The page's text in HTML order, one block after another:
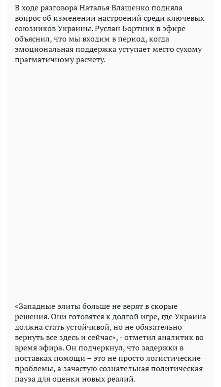
В ходе разговора Наталья Влащенко подняла
вопрос об изменении настроений среди ключевых
союзников Украины. Руслан Бортник в эфире
объяснил, что мы входим в период, когда
эмоциональная поддержка уступает место сухому
прагматичному расчету.
«Западные элиты больше не верят в скорые
решения. Они готовятся к долгой игре, где Украина
должна стать устойчивой, но не обязательно
вернуть все здесь и сейчас», - отметил аналитик во
время эфира. Он подчеркнул, что задержки в
поставках помощи – это не просто логистические
проблемы, а зачастую сознательная политическая
пауза для оценки новых реалий.